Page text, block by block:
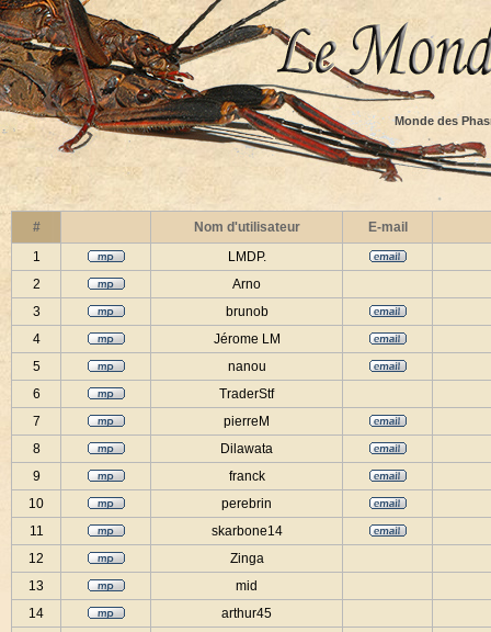
Monde des
# Nom d'utilisateur
E-mail
1
LMDP.
2
Arno
3
brunob
4
Jérome LM
5
nanou
6
TraderStf
7
pierreM
8
Dilawata
9
franck
10
perebrin
11
skarbone14
12
Zinga
13
mid
14
arthur45